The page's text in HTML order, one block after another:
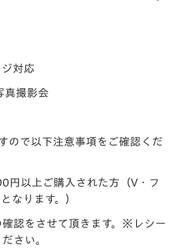
対応
撮影会
ので以下注意事項をご確認くだ
円以上ご購入された方（V・フ
なります。）
確認をさせて頂きます。※レシー
さい。